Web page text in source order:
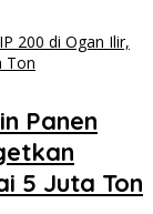
Panen
5 Juta Ton